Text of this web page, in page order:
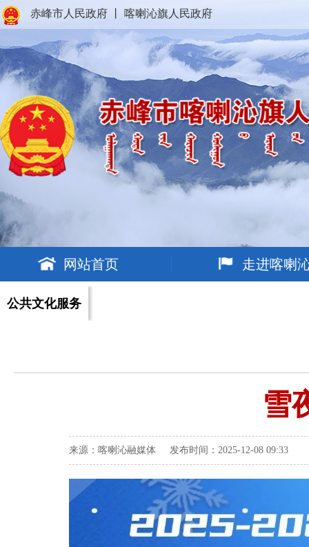
赤峰市人民政府 喀喇沁旗人民政府
网站首页 走进喀喇
公共文化服务
雪
来源：喀喇沁融媒体 发布时间：2025-12-08 09:33